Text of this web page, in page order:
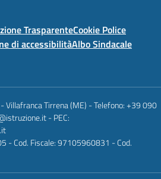
TrasparenteCookie Police
di accessibilitàAlbo Sindacale
Villafranca Tirrena (ME) - Telefono: +39 090
- PEC:
- Cod. Fiscale: 97105960831 - Cod.